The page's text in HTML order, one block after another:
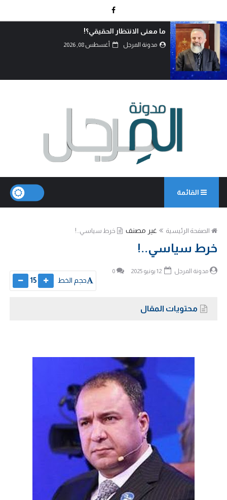
اتفاق الدفاع المشترك… قراءة في تحولات موازين
القوى.
القائمة
الصفحة الرئيسية غير مصنف خرط سياسي..!
خرط سياسي..!
مدونة المرجل 0
حجم الخط 15
محتويات المقال